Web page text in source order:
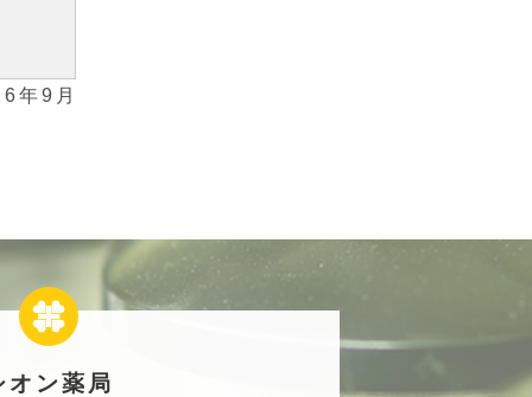
年9月
オン薬局